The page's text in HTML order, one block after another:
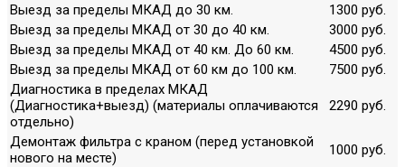
Выезд за пределы МКАД до 30 км.
1300 руб.
Выезд за пределы МКАД от 30 до 40 км.
3000 руб.
Выезд за пределы МКАД от 40 км. До 60 км.
4500 руб.
Выезд за пределы МКАД от 60 км до 100 км.
7500 руб.
Диагностика в пределах МКАД
(Диагностика+выезд) (материалы оплачиваются
отдельно)
2290 руб.
Демонтаж фильтра с краном (перед установкой
нового на месте)
1000 руб.